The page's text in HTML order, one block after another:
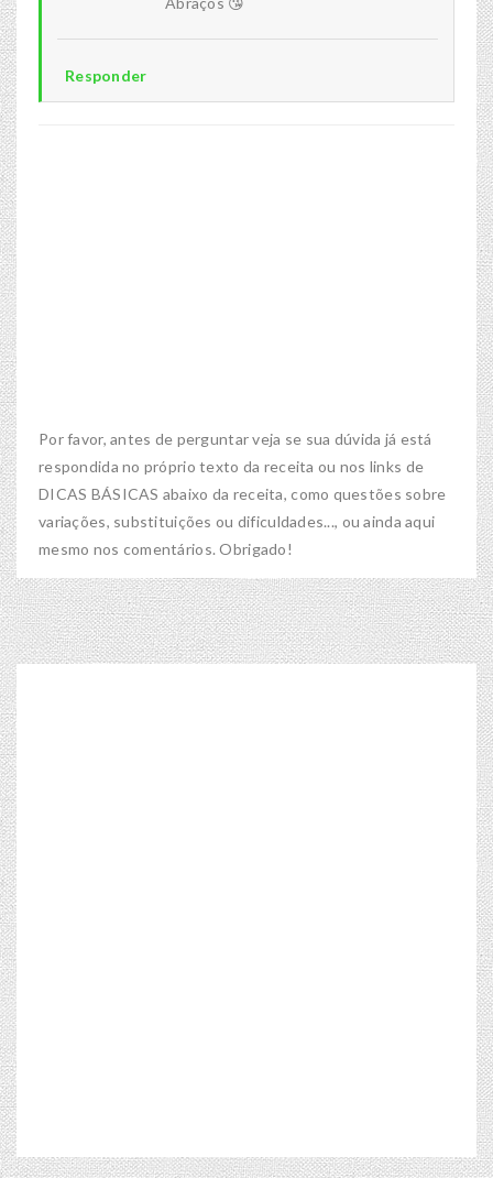
Responder
Por favor, antes de perguntar veja se sua dúvida já está
respondida no próprio texto da receita ou nos links de
DICAS BÁSICAS abaixo da receita, como questões sobre
variações, substituições ou dificuldades..., ou ainda aqui
mesmo nos comentários. Obrigado!